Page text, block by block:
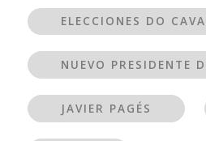
ELECCIONES DO CAVA
NUEVO PRESIDENTE
JAVIER PAGÉS